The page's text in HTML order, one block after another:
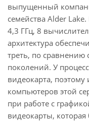
выпущенный
семейства Alder
4,3 ГГц, 8
архитектура
треть, по
поколений. У
видеокарта,
компьютеров этой
при работе с
видеокарты,